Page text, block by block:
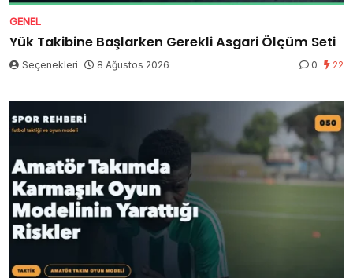
GENEL
Yük Takibine Başlarken Gerekli Asgari Ölçüm Seti
Seçenekleri 8 Ağustos 2026 0 22